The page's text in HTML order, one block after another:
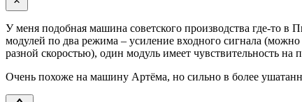
У меня подобная машина советского производства где-то в
модулей по два режима – усиление входного сигнала
разной скоростью), один модуль имеет чувствительность на
Очень похоже на машину Артёма, но сильно в более